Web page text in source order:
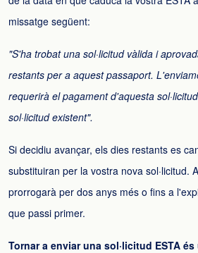
missatge següent:
"S'ha trobat una sol·licitud vàlida i
restants per a aquest passaport.
requerirà el pagament d'aquesta
sol·licitud existent".
Si decidiu avançar, els dies restants es
substituiran per la vostra nova sol·licitud.
prorrogarà per dos anys més o fins a
que passi primer.
Tornar a enviar una sol·licitud ESTA